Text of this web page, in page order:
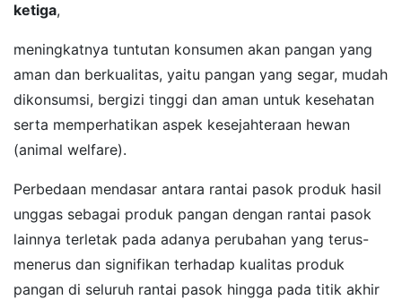
ketiga,
meningkatnya tuntutan konsumen akan pangan yang
aman dan berkualitas, yaitu pangan yang segar, mudah
dikonsumsi, bergizi tinggi dan aman untuk kesehatan
serta memperhatikan aspek kesejahteraan hewan
(animal welfare).
Perbedaan mendasar antara rantai pasok produk hasil
unggas sebagai produk pangan dengan rantai pasok
lainnya terletak pada adanya perubahan yang terus-
menerus dan signifikan terhadap kualitas produk
pangan di seluruh rantai pasok hingga pada titik akhir